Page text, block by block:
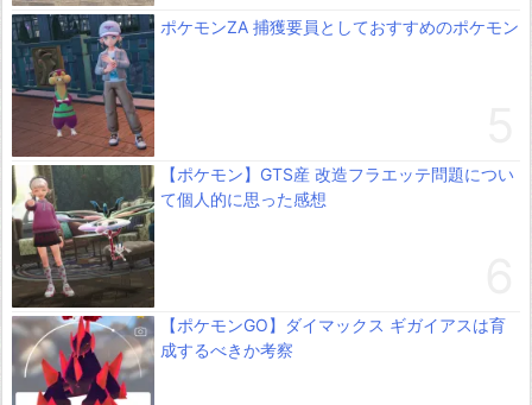
ポケモンZA 捕獲要員としておすすめのポケモン
【ポケモン】GTS産 改造フラエッテ問題につい
て個人的に思った感想
【ポケモンGO】ダイマックス ギガイアスは育
成するべきか考察